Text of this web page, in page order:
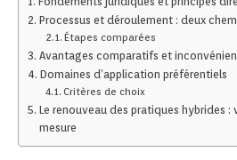
Processus et déroulement : deux
Étapes comparées
Avantages comparatifs et
Domaines d’application préférentiels
Critères de choix
Le renouveau des pratiques hybrides :
mesure